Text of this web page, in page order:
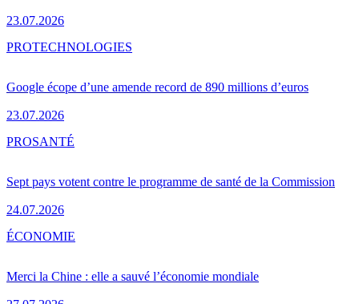
23.07.2026
Google écope d’une amende record de 890 millions d’euros
23.07.2026
PROTECHNOLOGIES
Sept pays votent contre le programme de santé de la Commission
24.07.2026
PROSANTÉ
Merci la Chine : elle a sauvé l’économie mondiale
ÉCONOMIE